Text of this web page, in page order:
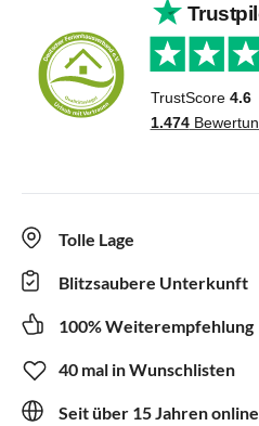
Tolle Lage
Blitzsaubere Unterkunft
100% Weiterempfehlung
40 mal in Wunschlisten
Seit über 15 Jahren online